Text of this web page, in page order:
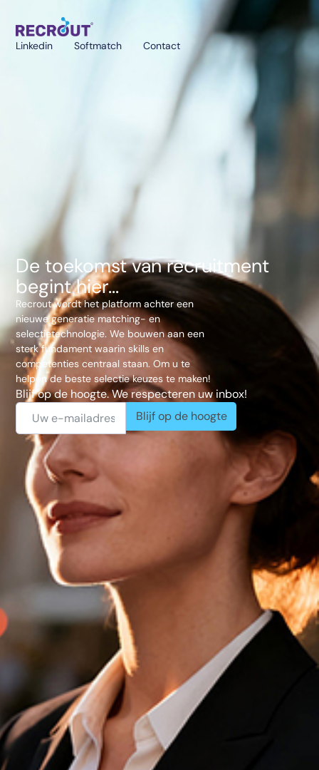
Linkedin Softmatch Contact
De toekomst van recruitment
begint hier...
Recrout wordt het platform achter een
nieuwe generatie matching- en
selectietechnologie. We bouwen aan een
sterk fundament waarin skills en
competenties centraal staan. Om u te
helpen de beste selectie keuzes te maken!
Blijf op de hoogte. We respecteren uw inbox!
Blijf op de hoogte